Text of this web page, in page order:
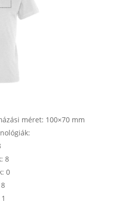
méret: 100×70 mm
8
0